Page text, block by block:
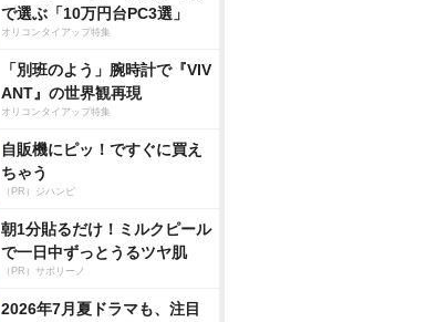
で選ぶ「10万円台PC3選」
オリコンタイアップ特集
「別班のよう」腕時計で『VIV
ANT』の世界観再現
オリコンタイアップ特集
自販機にピッ！ですぐに買え
ちゃう
（PR）ジハンピ
朝1分貼るだけ！ミルクピール
で一日中ずっとうるツヤ肌
（PR）サボリーノ
2026年7月夏ドラマも、注目